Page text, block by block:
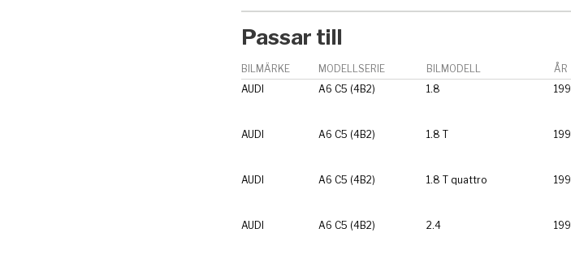
Passar till
BILMÄRKE MODELLSERIE BILMODELL ÅR
AUDI
A6 C5 (4B2) 1.8
AUDI
A6 C5 (4B2) 1.8 T
AUDI
A6 C5 (4B2) 1.8 T quattro
AUDI
A6 C5 (4B2) 2.4